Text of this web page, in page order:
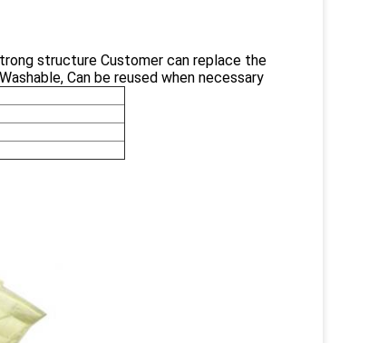
structure Customer can replace the
Can be reused when necessary